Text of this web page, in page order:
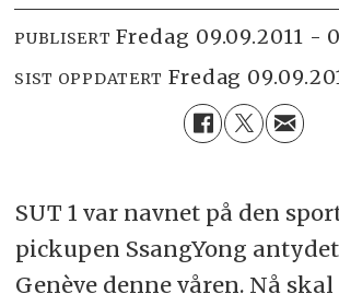
PUBLISERT fredag 09.09.2011 -
SIST OPPDATERT fredag
SUT 1 var navnet på den
pickupen SsangYong
Genève denne våren. Nå